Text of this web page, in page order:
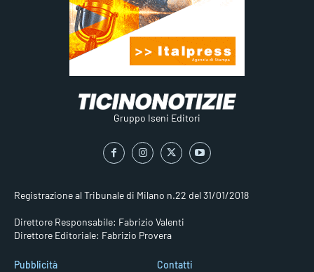
Gruppo Iseni Editori
Registrazione al Tribunale di Milano n.22 del 31/01/2018
Direttore Responsabile: Fabrizio Valenti
Direttore Editoriale: Fabrizio Provera
Pubblicità
Contatti